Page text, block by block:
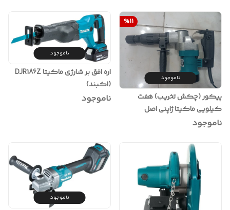
%11
ناموجود
پیکور (چکش تخریب) هفت
کیلویی ماکیتا ژاپنی اصل
ناموجود
ناموجود
اره افق بر شارژی ماکیتا DJR186Z
(اکبند)
ناموجود
ناموجود